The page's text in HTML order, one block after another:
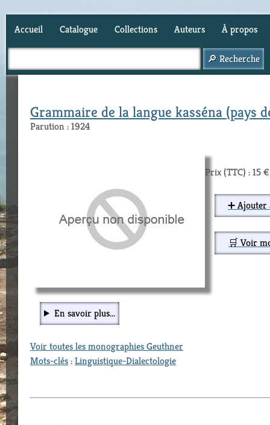
Accueil Catalogue Collections Auteurs À propos
Grammaire de la langue kasséna (pays
Parution : 1924
Prix (TTC) : 15 €
➕ Ajouter
🛒 Voir
En savoir plus...
Voir toutes les monographies Geuthner
Mots-clés:Linguistique-Dialectologie